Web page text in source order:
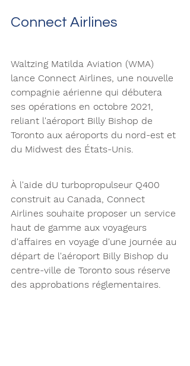
Connect Airlines
Waltzing Matilda Aviation (WMA)
lance Connect Airlines, une nouvelle
compagnie aérienne qui débutera
ses opérations en octobre 2021,
reliant l'aéroport Billy Bishop de
Toronto aux aéroports du nord-est et
du Midwest des États-Unis.
À l'aide dU turbopropulseur Q400
construit au Canada, Connect
Airlines souhaite proposer un service
haut de gamme aux voyageurs
d'affaires en voyage d'une journée au
départ de l'aéroport Billy Bishop du
centre-ville de Toronto sous réserve
des approbations réglementaires.